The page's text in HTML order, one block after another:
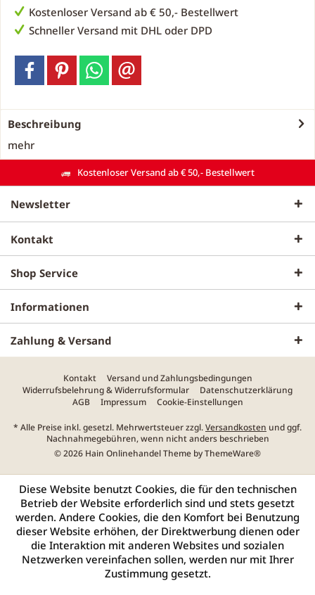
Kostenloser Versand ab € 50,- Bestellwert
Schneller Versand mit DHL oder DPD
Beschreibung
mehr
Kostenloser Versand ab € 50,- Bestellwert
Newsletter
Kontakt
Shop Service
Informationen
Zahlung & Versand
Kontakt
Versand und Zahlungsbedingungen
Widerrufsbelehrung & Widerrufsformular
Datenschutzerklärung
AGB
Impressum Cookie-Einstellungen
* Alle Preise inkl. gesetzl. Mehrwertsteuer zzgl.Versandkosten und ggf.
Nachnahmegebühren, wenn nicht anders beschrieben
© 2026 Hain Onlinehandel Theme byThemeWare®
Diese Website benutzt Cookies, die für den technischen
Betrieb der Website erforderlich sind und stets gesetzt
werden. Andere Cookies, die den Komfort bei Benutzung
dieser Website erhöhen, der Direktwerbung dienen oder
die Interaktion mit anderen Websites und sozialen
Netzwerken vereinfachen sollen, werden nur mit Ihrer
Zustimmung gesetzt.